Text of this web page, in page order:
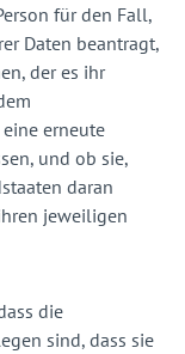
für den Fall,
Daten beantragt,
der es ihr
erneute
und ob sie,
daran
jeweiligen
die
sind, dass sie